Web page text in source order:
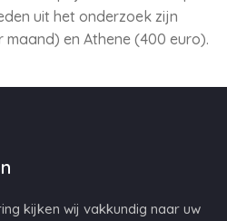
uit het onderzoek zijn
en Athene (400 euro).
kijken wij vakkundig naar uw